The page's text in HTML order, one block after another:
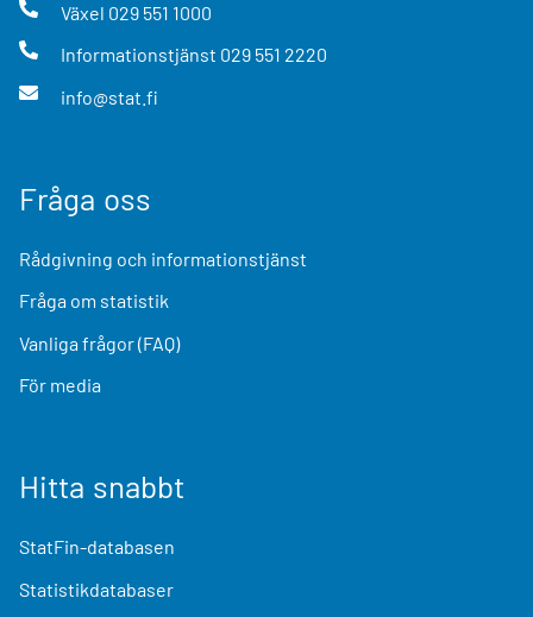
Växel 029 551 1000
Informationstjänst 029 551 2220
info@stat.fi
Fråga oss
Rådgivning och informationstjänst
Fråga om statistik
Vanliga frågor (FAQ)
För media
Hitta snabbt
StatFin-databasen
Statistikdatabaser